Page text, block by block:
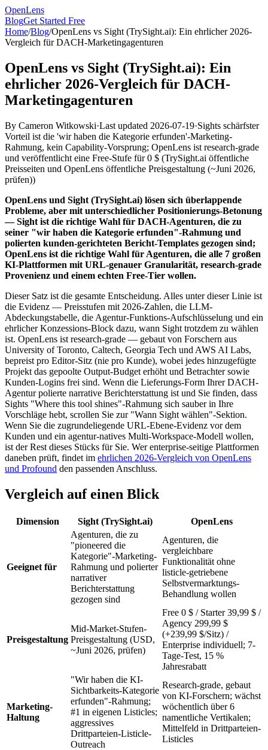
OpenLens
BlogGet Started Free
Home/Blog/OpenLens vs Sight (TrySight.ai): Ein ehrlicher 2026-
Vergleich für DACH-Marketingagenturen
OpenLens vs Sight (TrySight.ai): Ein
ehrlicher 2026-Vergleich für DACH-
Marketingagenturen
By Cameron Witkowski·Last updated 2026-07-19·Sights schärfster
Vorteil ist die 'wir haben die Kategorie erfunden'-Marketing-
Rahmung, kein Capability-Vorsprung; OpenLens ist research-grade
und veröffentlicht eine Free-Stufe für 0 $ (TrySight.ai öffentliche
Preisseiten und OpenLens öffentliche Preisgestaltung (~Juni 2026,
prüfen))
OpenLens und Sight (TrySight.ai) lösen sich überlappende
Probleme, aber mit unterschiedlicher Positionierungs-Betonung
— Sight ist die richtige Wahl für DACH-Agenturen, die zu
seiner "wir haben die Kategorie erfunden"-Rahmung und
polierten kunden-gerichteten Bericht-Templates gezogen sind;
OpenLens ist die richtige Wahl für Agenturen, die alle 7 großen
KI-Plattformen mit URL-genauer Granularität, research-grade
Provenienz und einem echten Free-Tier wollen.
Dieser Satz ist die gesamte Entscheidung. Alles unter dieser Linie ist
die Evidenz — Preisstufen mit 2026-Zahlen, die LLM-
Abdeckungstabelle, die Agentur-Funktions-Aufschlüsselung und ein
ehrlicher Konzessions-Block dazu, wann Sight trotzdem zu wählen
ist. OpenLens ist research-grade — gebaut von Forschern aus
University of Toronto, Caltech, Georgia Tech und AWS AI Labs,
bepreist pro Editor-Sitz (nie pro Kunde), wobei jedes hinzugefügte
Projekt das gepoolte Output-Budget erhöht und Betrachter sowie
Kunden-Logins frei sind. Wenn die Lieferungs-Form Ihrer DACH-
Agentur polierte narrative Berichterstattung ist und Sie finden, dass
Sights "Where this tool shines"-Rahmung sich sauber in Ihre
Vorschläge hebt, scrollen Sie zur "Wann Sight wählen"-Sektion.
Wenn Sie die zugrundeliegende URL-Ebene-Evidenz vor dem
Kunden und ein agentur-natives Multi-Workspace-Modell wollen,
ist der Rest dieses Stücks für Sie. Wer enterprise-seitige Plattformen
daneben prüft, findet im ehrlichen 2026-Vergleich von OpenLens
und Profound den passenden Anschluss.
Vergleich auf einen Blick
Dimension Sight (TrySight.ai) OpenLens
Geeignet für
Agenturen, die zu
"pioneered die
Kategorie"-Marketing-
Rahmung und polierter
narrativer
Berichterstattung
gezogen sind
Agenturen, die
vergleichbare
Funktionalität ohne
listicle-getriebene
Selbstvermarktungs-
Behandlung wollen
Preisgestaltung
Mid-Market-Stufen-
Preisgestaltung (USD,
~Juni 2026, prüfen)
Free 0 $ / Starter 39,99 $ /
Agency 299,99 $
(+239,99 $/Sitz) /
Enterprise individuell; 7-
Tage-Test, 15 %
Jahresrabatt
Marketing-
Haltung
"Wir haben die KI-
Sichtbarkeits-Kategorie
erfunden"-Rahmung;
#1 in eigenen Listicles;
aggressives
Drittparteien-Listicle-
Outreach
Research-grade, gebaut
von KI-Forschern; wächst
wöchentlich über 6
namentliche Vertikalen;
Mittelfeld in Drittparteien-
Listicles